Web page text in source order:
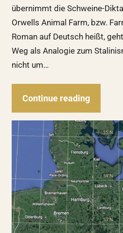
übernimmt die Schweine-
Orwells Animal Farm, bzw.
Roman auf Deutsch heißt,
Weg als Analogie zum
nicht um…
Continue reading